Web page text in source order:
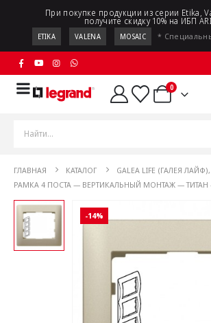
При покупке продукции из серии Etika,
получите скидку 10% на ИБП
ETIKA VALENA MOSAIC *
0
ГЛАВНАЯ КАТАЛОГ GALEA LIFE (ГАЛЕЯ ЛАЙФ),
РАМКА 4 ПОСТА — ВЕРТИКАЛЬНЫЙ МОНТАЖ — ТИТАН —
-14%